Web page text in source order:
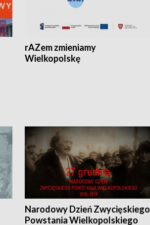
rAZem zmieniamy
Wielkopolskę
Narodowy Dzień Zwycięskiego
Powstania Wielkopolskiego